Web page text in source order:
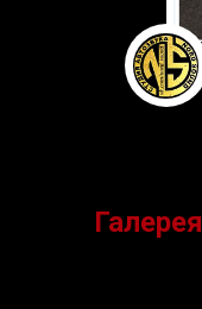
Галерея